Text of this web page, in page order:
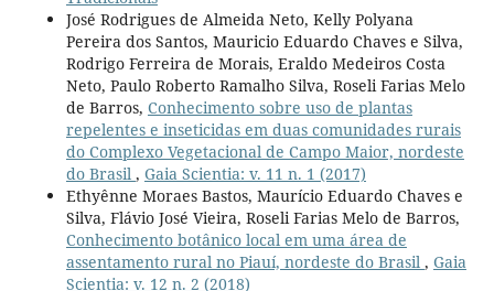
José Rodrigues de Almeida Neto, Kelly Polyana
Pereira dos Santos, Mauricio Eduardo Chaves e Silva,
Rodrigo Ferreira de Morais, Eraldo Medeiros Costa
Neto, Paulo Roberto Ramalho Silva, Roseli Farias Melo
de Barros, Conhecimento sobre uso de plantas
repelentes e inseticidas em duas comunidades rurais
do Complexo Vegetacional de Campo Maior, nordeste
do Brasil , Gaia Scientia: v. 11 n. 1 (2017)
Ethyênne Moraes Bastos, Maurício Eduardo Chaves e
Silva, Flávio José Vieira, Roseli Farias Melo de Barros,
Conhecimento botânico local em uma área de
assentamento rural no Piauí, nordeste do Brasil , Gaia
Scientia: v. 12 n. 2 (2018)